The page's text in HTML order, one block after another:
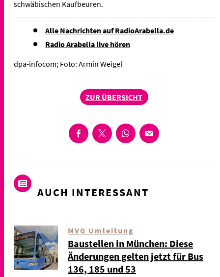
schwäbischen Kaufbeuren.
Alle Nachrichten auf RadioArabella.de
Radio Arabella live hören
dpa-infocom; Foto: Armin Weigel
ZUR ÜBERSICHT
AUCH INTERESSANT
MVG Umleitung
Baustellen in München: Diese
Änderungen gelten jetzt für Bus
136, 185 und 53